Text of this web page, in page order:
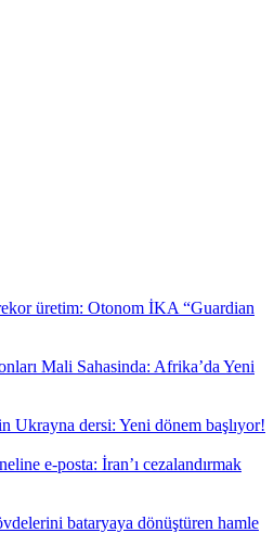
üretim: Otonom İKA “Guardian
Mali Sahasinda: Afrika’da Yeni
Ukrayna dersi: Yeni dönem başlıyor!
e-posta: İran’ı cezalandırmak
bataryaya dönüştüren hamle